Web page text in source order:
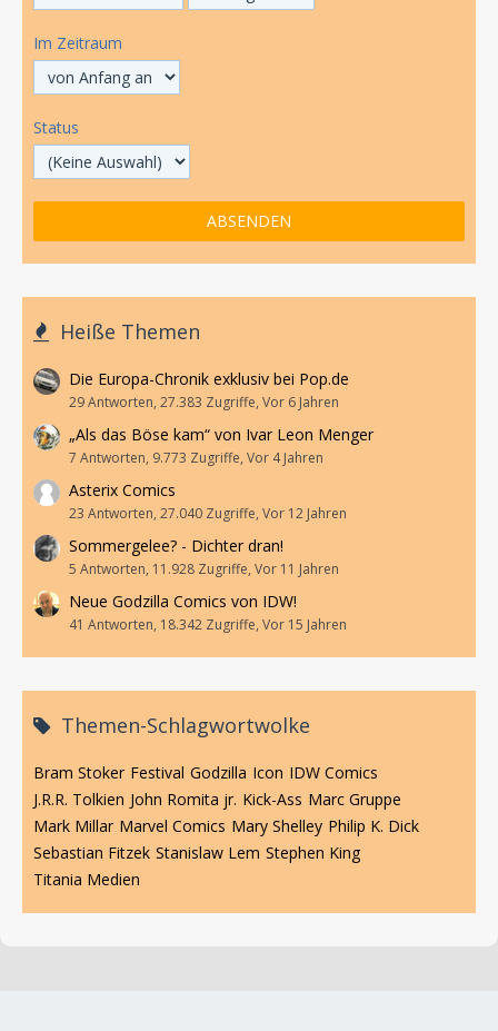
Im Zeitraum
Status
Heiße Themen
Die Europa-Chronik exklusiv bei Pop.de
29 Antworten, 27.383 Zugriffe, Vor 6 Jahren
„Als das Böse kam“ von Ivar Leon Menger
7 Antworten, 9.773 Zugriffe, Vor 4 Jahren
Asterix Comics
23 Antworten, 27.040 Zugriffe, Vor 12 Jahren
Sommergelee? - Dichter dran!
5 Antworten, 11.928 Zugriffe, Vor 11 Jahren
Neue Godzilla Comics von IDW!
41 Antworten, 18.342 Zugriffe, Vor 15 Jahren
Themen-Schlagwortwolke
Bram Stoker Festival Godzilla Icon IDW Comics
J.R.R. Tolkien John Romita jr. Kick-Ass Marc Gruppe
Mark Millar Marvel Comics Mary Shelley Philip K. Dick
Sebastian Fitzek Stanislaw Lem Stephen King
Titania Medien